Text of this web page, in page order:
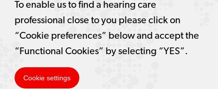
To enable us to find a hearing care
professional close to you please click on
“Cookie preferences” below and accept the
“Functional Cookies” by selecting “YES”.
Cookie settings